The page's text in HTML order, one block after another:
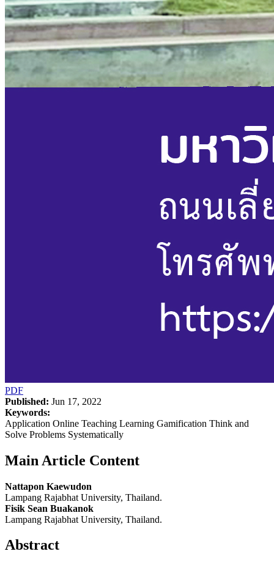
PDF
Published: Jun 17, 2022
Keywords:
Application Online Teaching Learning Gamification Think and
Solve Problems Systematically
Main Article Content
Nattapon Kaewudon
Lampang Rajabhat University, Thailand.
Fisik Sean Buakanok
Lampang Rajabhat University, Thailand.
Abstract